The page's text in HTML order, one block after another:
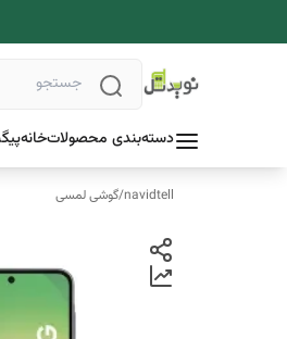
دسته‌بندی محصولاتخانه
navidtell
/گوشی لمسی